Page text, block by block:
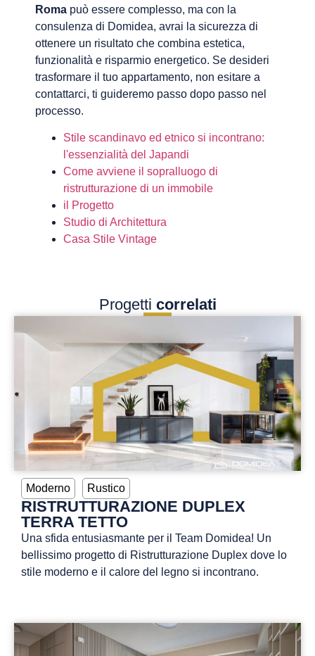
Roma può essere complesso, ma con la
consulenza di Domidea, avrai la sicurezza di
ottenere un risultato che combina estetica,
funzionalità e risparmio energetico. Se desideri
trasformare il tuo appartamento, non esitare a
contattarci, ti guideremo passo dopo passo nel
processo.
Stile scandinavo ed etnico si incontrano:
l'essenzialità del Japandi
Come avviene il sopralluogo di
ristrutturazione di un immobile
il Progetto
Studio di Architettura
Casa Stile Vintage
Progetti correlati
Moderno Rustico
RISTRUTTURAZIONE DUPLEX
TERRA TETTO
Una sfida entusiasmante per il Team Domidea! Un
bellissimo progetto di Ristrutturazione Duplex dove lo
stile moderno e il calore del legno si incontrano.